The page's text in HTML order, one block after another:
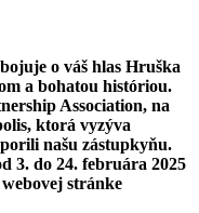
o váš hlas Hruška
a bohatou históriou.
Association, na
ktorá vyzýva
našu zástupkyňu.
3. do 24. februára 2025
stránke